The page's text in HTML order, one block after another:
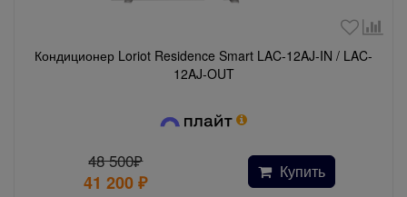
Кондиционер Loriot Residence Smart LAC-12AJ-IN / LAC-
12AJ-OUT
48 500₽
41 200₽ Купить